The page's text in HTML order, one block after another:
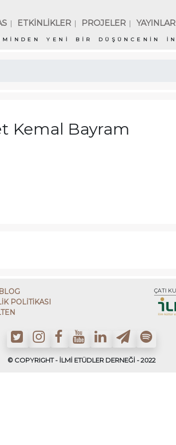
| ETKİNLİKLER | PROJELER | YAYINLAR
YENİ BİR DÜŞÜNCENİN
Kemal Bayram
POLİTİKASI
ÇATI
© COPYRIGHT - İLMİ ETÜDLER DERNEĞİ - 2022